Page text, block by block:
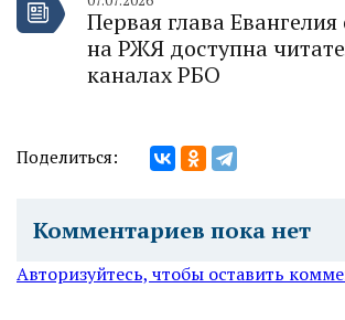
Первая глава
на РЖЯ доступна
каналах РБО
Поделиться:
Комментариев пока нет
Авторизуйтесь, чтобы оставить